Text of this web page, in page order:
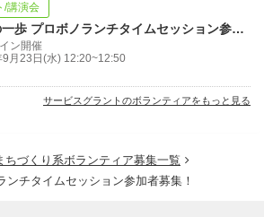
/講演会
はじめの一歩 プロボノランチタイムセッション参加者募集！
ン開催
月23日(水) 12:20~12:50
サービスグラントのボランティアをもっと見る
ちづくり系ボランティア募集一覧
ンチタイムセッション参加者募集！